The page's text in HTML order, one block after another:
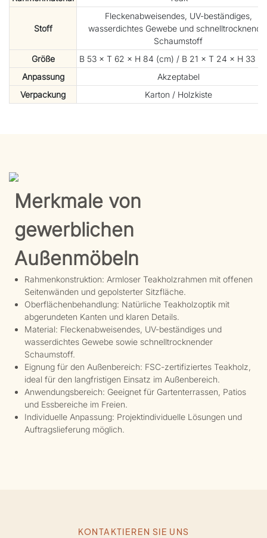
Stoff
Fleckenabweisendes, UV-beständiges,
wasserdichtes Gewebe und
Schaumstoff
Größe
B 53 × T 62 × H 84 (cm) / B 21 × T 24 × H 33
Anpassung
Akzeptabel
Verpackung
Karton / Holzkiste
Merkmale von
gewerblichen
Außenmöbeln
Rahmenkonstruktion: Armloser Teakholzrahmen mit offenen
Seitenwänden und gepolsterter Sitzfläche.
Oberflächenbehandlung: Natürliche Teakholzoptik mit
abgerundeten Kanten und klaren Details.
Material: Fleckenabweisendes, UV-beständiges und
wasserdichtes Gewebe sowie schnelltrocknender
Schaumstoff.
Eignung für den Außenbereich: FSC-zertifiziertes Teakholz,
ideal für den langfristigen Einsatz im Außenbereich.
Anwendungsbereich: Geeignet für Gartenterrassen, Patios
und Essbereiche im Freien.
Individuelle Anpassung: Projektindividuelle Lösungen und
Auftragslieferung möglich.
KONTAKTIEREN SIE UNS